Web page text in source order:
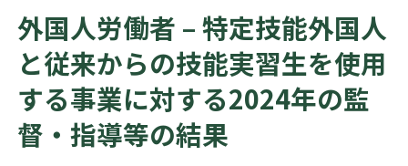
外国人労働者 – 特定技能外国人
と従来からの技能実習生を使用
する事業に対する2024年の監
督・指導等の結果